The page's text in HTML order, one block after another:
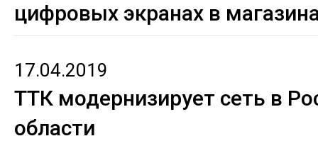
цифровых экранах в
17.04.2019
ТТК модернизирует сеть в
области